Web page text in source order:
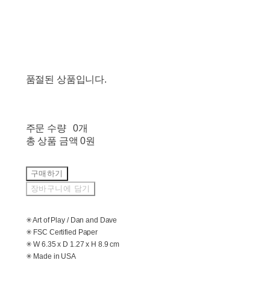
품절된 상품입니다.
주문 수량
0개
총 상품 금액 0원
구매하기
장바구니에 담기
✳ Art of Play / Dan and Dave
✳ FSC Certified Paper
✳ W 6.35 x D 1.27 x H 8.9 cm
✳ Made in USA